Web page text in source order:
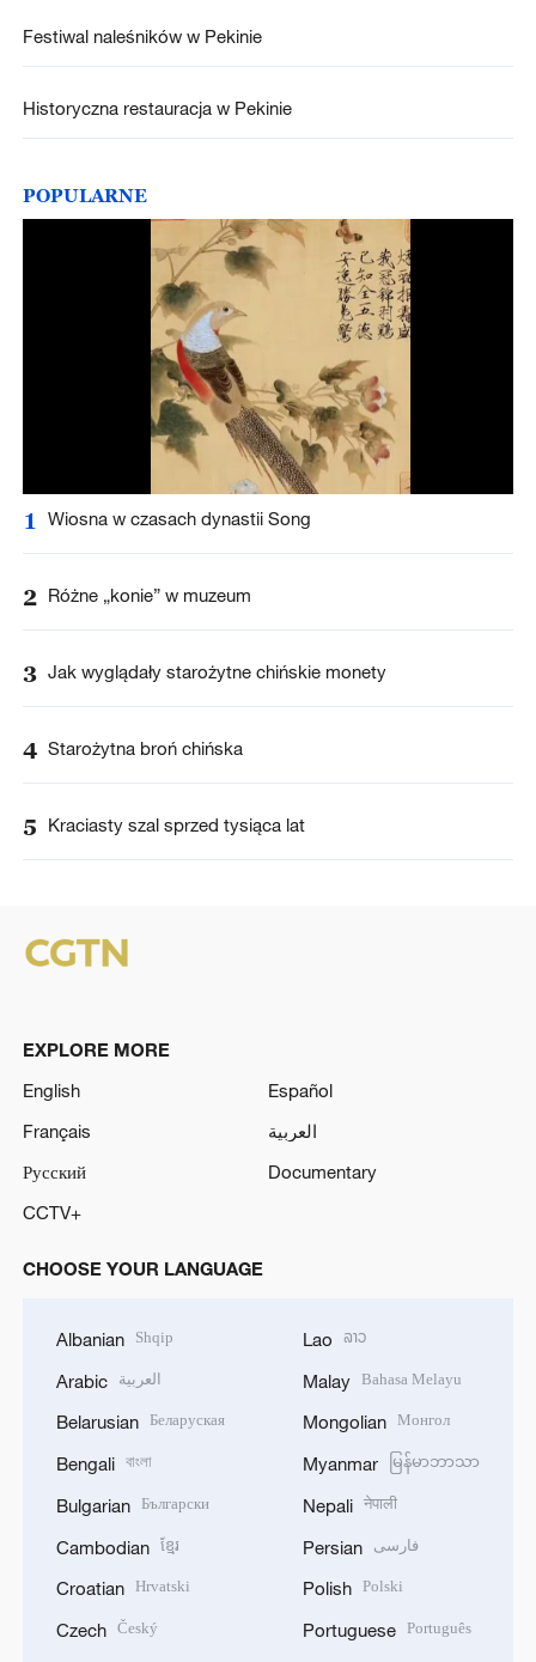
Festiwal naleśników w Pekinie
Historyczna restauracja w Pekinie
POPULARNE
1 Wiosna w czasach dynastii Song
2 Różne „konie” w muzeum
3 Jak wyglądały starożytne chińskie monety
4 Starożytna broń chińska
5 Kraciasty szal sprzed tysiąca lat
EXPLORE MORE
English
Español
Français
العربية
Русский
Documentary
CCTV+
CHOOSE YOUR LANGUAGE
Albanian Shqip
Arabic العربية
Belarusian Беларуская
Bengali বাংলা
Bulgarian Български
Cambodian ខ្មែរ
Croatian Hrvatski
Czech Český
Lao ລາວ
Malay Bahasa Melayu
Mongolian Монгол
Myanmar မြန်မာဘာသာ
Nepali नेपाली
Persian فارسی
Polish Polski
Portuguese Português